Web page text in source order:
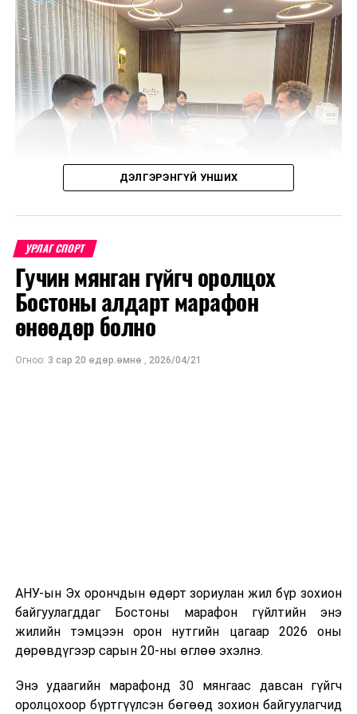
Уулзалтаар Польш болон Монголын өв соёл, ахуй
амьдрал, үндэстний онцлогийг харуулсан
бүтээлүүдийг солилцохоор боллоо.
бүтээсэн "Зөн дагасан монгол адуу" баримтат киног
ДЭЛГЭРЭНГҮЙ УНШИХ
УРЛАГ СПОРТ
Гучин мянган гүйгч оролцох
Бостоны алдарт марафон
өнөөдөр болно
Огноо: 3 сар 20 өдөр.өмнө , 2026/04/21
АНУ-ын Эх орончдын өдөрт зориулан жил бүр зохион
байгуулагддаг Бостоны марафон гүйлтийн энэ
жилийн тэмцээн орон нутгийн цагаар 2026 оны
дөрөвдүгээр сарын 20-ны өглөө эхэлнэ.
Энэ удаагийн марафонд 30 мянгаас давсан гүйгч
оролцохоор бүртгүүлсэн бөгөөд зохион байгуулагчид